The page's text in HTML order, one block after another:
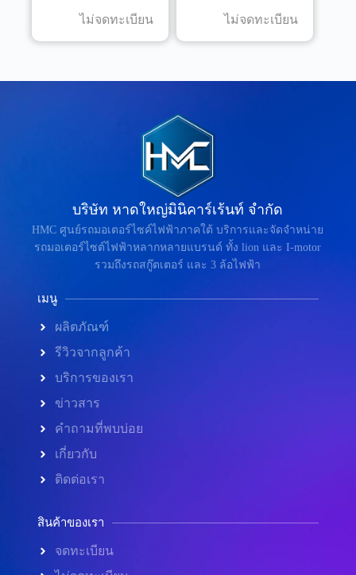
ไม่จดทะเบียน ไม่จดทะเบียน
บริษัท หาดใหญ่มินิคาร์เร้นท์ จำกัด
HMC ศูนย์รถมอเตอร์ไซค์ไฟฟ้าภาคใต้ บริการและจัดจำหน่าย
รถมอเตอร์ไซต์ไฟฟ้าหลากหลายแบรนด์ ทั้ง lion และ I-motor
รวมถึงรถสกู๊ตเตอร์ และ 3 ล้อไฟฟ้า
เมนู
ผลิตภัณฑ์
รีวิวจากลูกค้า
บริการของเรา
ข่าวสาร
คำถามที่พบบ่อย
เกี่ยวกับ
ติดต่อเรา
สินค้าของเรา
จดทะเบียน